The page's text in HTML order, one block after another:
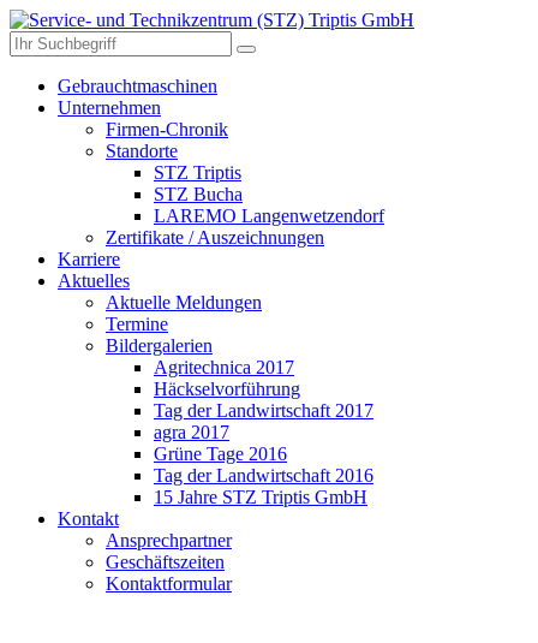
Gebrauchtmaschinen
Unternehmen
Firmen-Chronik
Standorte
STZ Triptis
STZ Bucha
LAREMO Langenwetzendorf
Zertifikate / Auszeichnungen
Karriere
Aktuelles
Aktuelle Meldungen
Termine
Bildergalerien
Agritechnica 2017
Häckselvorführung
Tag der Landwirtschaft 2017
agra 2017
Grüne Tage 2016
Tag der Landwirtschaft 2016
15 Jahre STZ Triptis GmbH
Kontakt
Ansprechpartner
Geschäftszeiten
Kontaktformular